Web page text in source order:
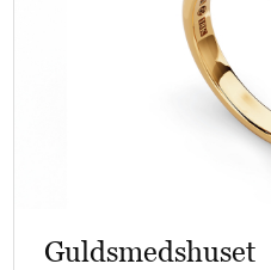
Guldsmedshuset